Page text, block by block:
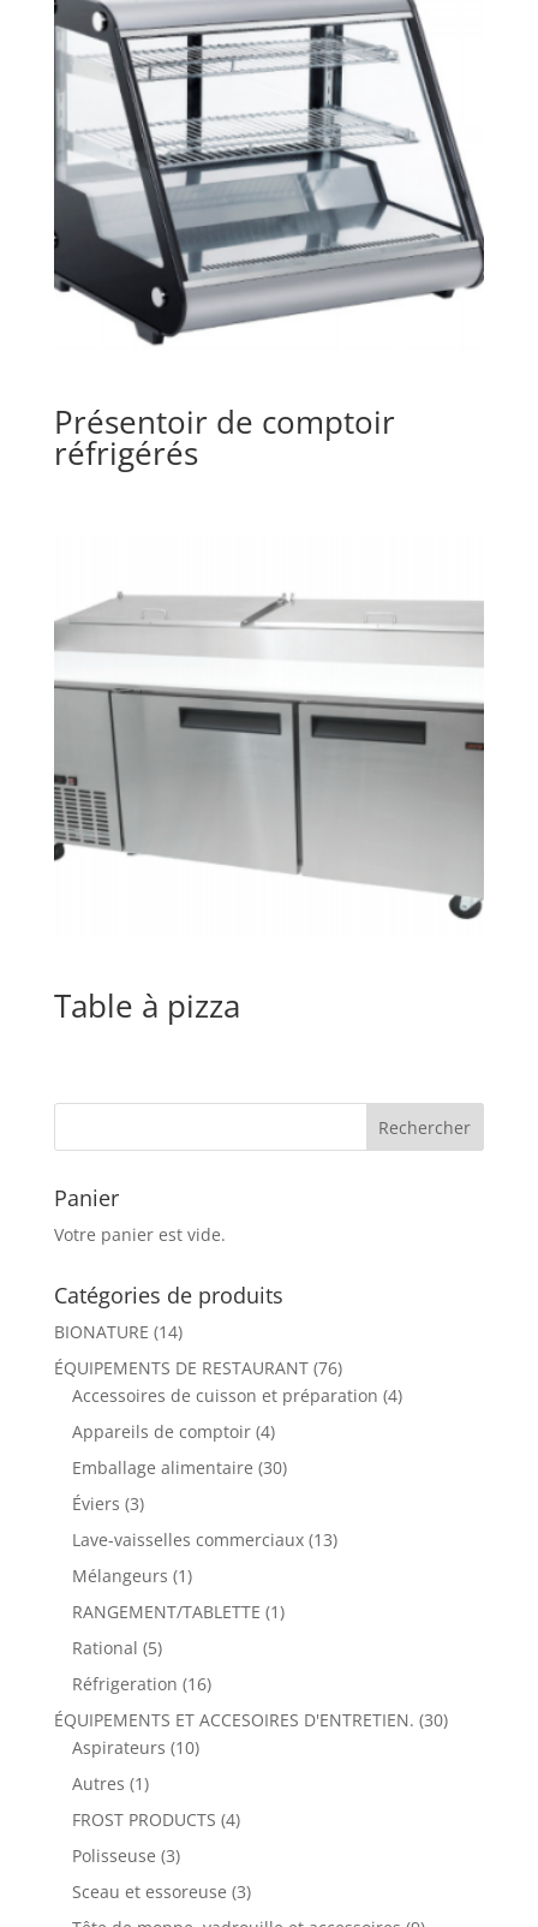
Présentoir de comptoir
réfrigérés
Table à pizza
Panier
Votre panier est vide.
Catégories de produits
BIONATURE (14)
ÉQUIPEMENTS DE RESTAURANT (76)
Accessoires de cuisson et préparation (4)
Appareils de comptoir (4)
Emballage alimentaire (30)
Éviers (3)
Lave-vaisselles commerciaux (13)
Mélangeurs (1)
RANGEMENT/TABLETTE (1)
Rational (5)
Réfrigeration (16)
ÉQUIPEMENTS ET ACCESOIRES D'ENTRETIEN. (30)
Aspirateurs (10)
Autres (1)
FROST PRODUCTS (4)
Polisseuse (3)
Sceau et essoreuse (3)